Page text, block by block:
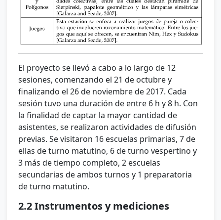
El proyecto se llevó a cabo a lo largo de 12
sesiones, comenzando el 21 de octubre y
finalizando el 26 de noviembre de 2017. Cada
sesión tuvo una duración de entre 6 h y 8 h. Con
la finalidad de captar la mayor cantidad de
asistentes, se realizaron actividades de difusión
previas. Se visitaron 16 escuelas primarias, 7 de
ellas de turno matutino, 6 de turno vespertino y
3 más de tiempo completo, 2 escuelas
secundarias de ambos turnos y 1 preparatoria
de turno matutino.
2.2Instrumentos y mediciones